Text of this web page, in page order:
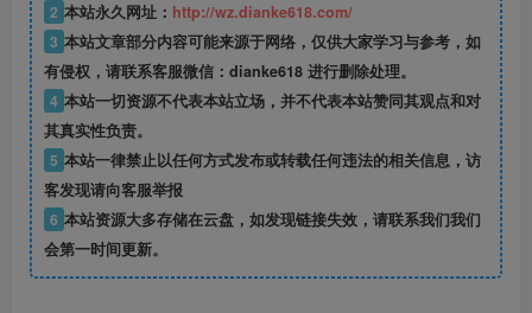
2 本站永久网址： http://wz.dianke618.com/
3 本站文章部分内容可能来源于网络，仅供大家学习与参考，如
有侵权，请联系客服微信：dianke618 进行删除处理。
4 本站一切资源不代表本站立场，并不代表本站赞同其观点和对
其真实性负责。
5 本站一律禁止以任何方式发布或转载任何违法的相关信息，访
客发现请向客服举报
6 本站资源大多存储在云盘，如发现链接失效，请联系我们我们
会第一时间更新。